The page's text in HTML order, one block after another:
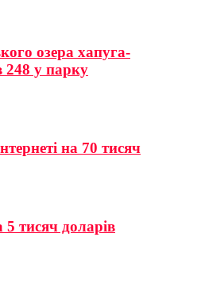
озера хапуга-
248 у парку
на 70 тисяч
тисяч доларів